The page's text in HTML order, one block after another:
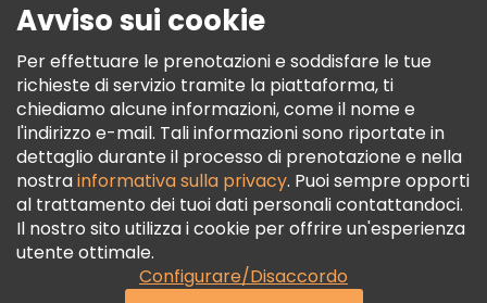
Termini E Condizioni
Informativa Sui Cookie
Freetour Premi
Programma Di Fidelizzazione
Avviso sui cookie
Per effettuare le prenotazioni e soddisfare le tue
richieste di servizio tramite la piattaforma, ti
chiediamo alcune informazioni, come il nome e
l'indirizzo e-mail. Tali informazioni sono riportate in
dettaglio durante il processo di prenotazione e nella
nostrainformativa sulla privacy. Puoi sempre opporti
al trattamento dei tuoi dati personali contattandoci.
Il nostro sito utilizza i cookie per offrire un'esperienza
utente ottimale.
Configurare/Disaccordo